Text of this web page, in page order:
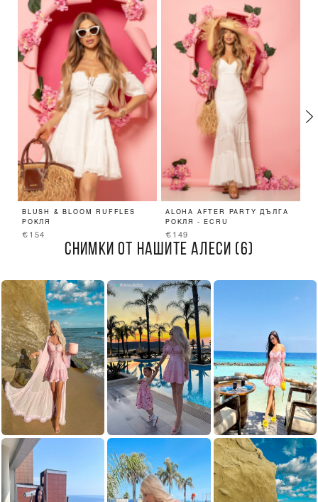
BLUSH & BLOOM RUFFLES
РОКЛЯ
€154
ALOHA AFTER PARTY ДЪЛГА
РОКЛЯ - ECRU
€149
СНИМКИ ОТ НАШИТЕ АЛЕСИ (6)